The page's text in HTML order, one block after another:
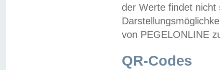
der Werte findet
von PEGELONLINE
QR-Codes